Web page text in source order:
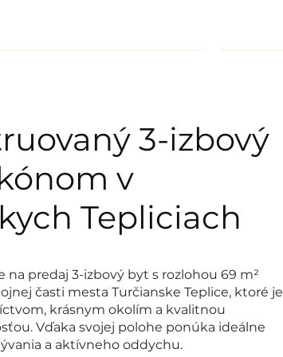
3-izbový
v
Tepliciach
predaj 3-izbový byt s rozlohou 69 m²
časti mesta Turčianske Teplice, ktoré je
krásnym okolím a kvalitnou
Vďaka svojej polohe ponúka ideálne
a aktívneho oddychu.